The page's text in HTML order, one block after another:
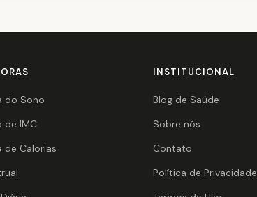
do Sono
de IMC
de Calorias
INSTITUCIONAL
Blog de Saúde
Sobre nós
Contato
Política de Privacidade